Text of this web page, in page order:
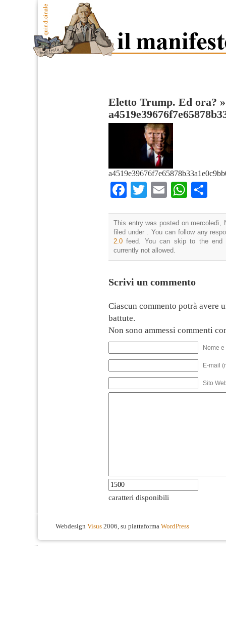
Eletto Trump. Ed ora? »
Facebook
TwitterEmail
This entry was posted on mercoledì,
filed under . You can follow any
2.0 feed. You can skip to the end
currently not allowed.
Scrivi un commento
Ciascun commento potrà avere
battute.
Non sono ammessi commenti
Nome
E-mail
Sito
caratteri disponibili
Webdesign Visus 2006, su piattaforma WordPress